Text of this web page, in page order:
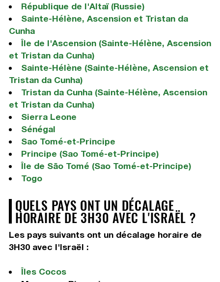
République de l'Altaï (Russie)
Sainte-Hélène, Ascension et Tristan da
Cunha
Île de l'Ascension (Sainte-Hélène, Ascension
et Tristan da Cunha)
Sainte-Hélène (Sainte-Hélène, Ascension et
Tristan da Cunha)
Tristan da Cunha (Sainte-Hélène, Ascension
et Tristan da Cunha)
Sierra Leone
Sénégal
Sao Tomé-et-Principe
Principe (Sao Tomé-et-Principe)
Île de São Tomé (Sao Tomé-et-Principe)
Togo
QUELS PAYS ONT UN DÉCALAGE
HORAIRE DE 3H30 AVEC L'ISRAËL ?
Les pays suivants ont un décalage horaire de
3H30 avec l'Israël :
Îles Cocos